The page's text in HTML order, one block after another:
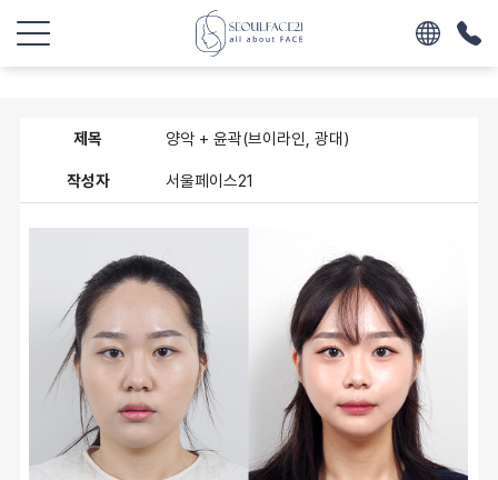
제목 양악 + 윤곽(브이라인, 광대)
작성자 서울페이스21